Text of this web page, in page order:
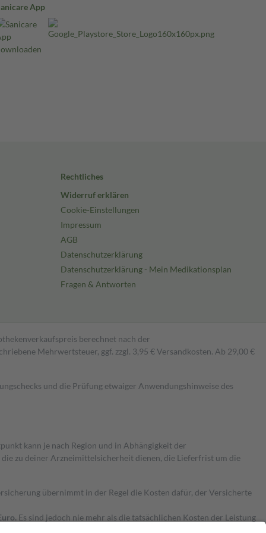
App
Rechtliches
Widerruf erklären
Cookie-Einstellungen
Impressum
AGB
Datenschutzerklärung
Datenschutzerklärung - Mein Medikationsplan
Fragen & Antworten
berechnet nach der
Mehrwertsteuer, ggf. zzgl. 3,95 € Versandkosten. Ab 29,00 €
und die Prüfung etwaiger Anwendungshinweise des
kann je nach Region und in Abhängigkeit der
zu deiner Arzneimittelsicherheit dienen, die Lieferfrist um die
übernimmt in der Regel die Kosten dafür, der Versicherte
Es sind jedoch nie mehr als die tatsächlichen Kosten der Leistung